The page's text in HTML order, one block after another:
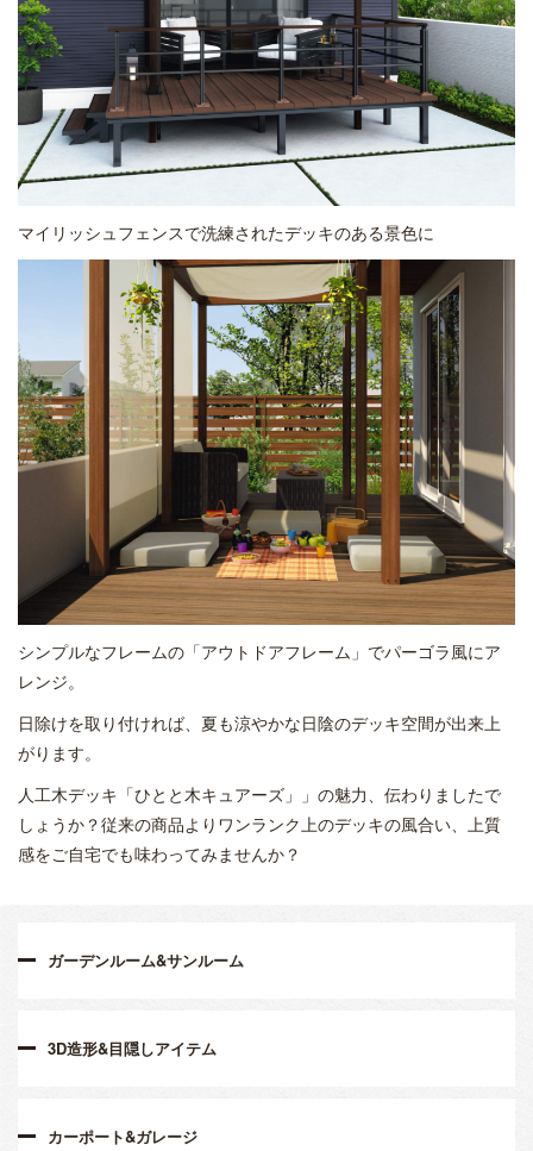
マイリッシュフェンスで洗練されたデッキのある景色に
シンプルなフレームの「アウトドアフレーム」でパーゴラ風にア
レンジ。
日除けを取り付ければ、夏も涼やかな日陰のデッキ空間が出来上
がります。
人工木デッキ「ひとと木キュアーズ」」の魅力、伝わりましたで
しょうか？従来の商品よりワンランク上のデッキの風合い、上質
感をご自宅でも味わってみませんか？
ガーデンルーム&サンルーム
3D造形&目隠しアイテム
カーポート&ガレージ